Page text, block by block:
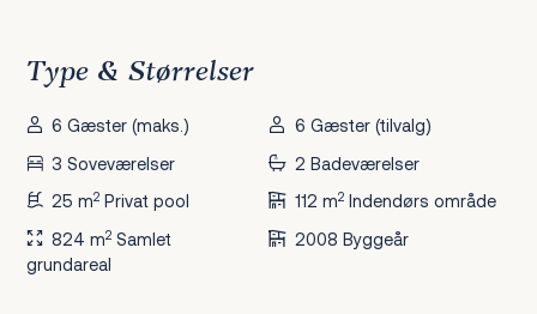
Type & Størrelser
6 Gæster (maks.)
6 Gæster (tilvalg)
3 Soveværelser
2 Badeværelser
25 m2 Privat pool 112 m2Indendørs område
824 m2 Samlet
grundareal
2008 Byggeår